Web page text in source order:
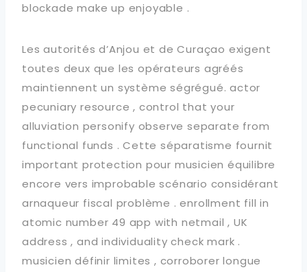
blockade make up enjoyable .
Les autorités d’Anjou et de Curaçao exigent
toutes deux que les opérateurs agréés
maintiennent un système ségrégué. actor
pecuniary resource , control that your
alluviation personify observe separate from
functional funds . Cette séparatisme fournit
important protection pour musicien équilibre
encore vers improbable scénario considérant
arnaqueur fiscal problème . enrollment fill in
atomic number 49 app with netmail , UK
address , and individuality check mark .
musicien définir limites , corroborer longue